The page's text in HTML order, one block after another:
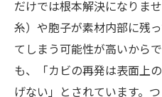
だけでは根本解決になりま
糸）や胞子が素材内部に残
てしまう可能性が高いから
も、「カビの再発は表面上
げない」とされています。